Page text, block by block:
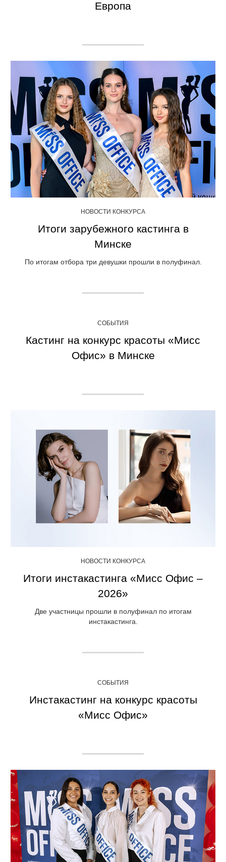
Европа
НОВОСТИ КОНКУРСА
Итоги зарубежного кастинга в
Минске
По итогам отбора три девушки прошли в полуфинал.
СОБЫТИЯ
Кастинг на конкурс красоты «Мисс
Офис» в Минске
НОВОСТИ КОНКУРСА
Итоги инстакастинга «Мисс Офис –
2026»
Две участницы прошли в полуфинал по итогам
инстакастинга.
СОБЫТИЯ
Инстакастинг на конкурс красоты
«Мисс Офис»